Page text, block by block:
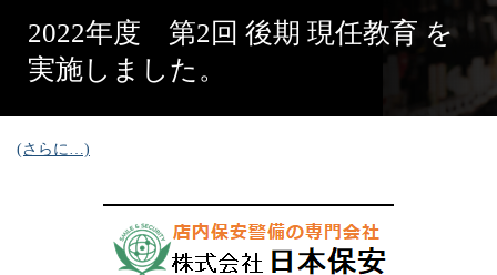
2022年度 第2回 後期 現任教育 を
実施しました。
(さらに…)